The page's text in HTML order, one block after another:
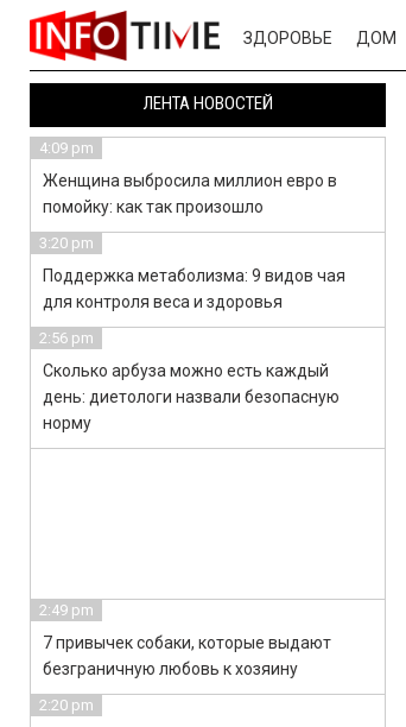
ЗДОРОВЬЕ ДОМ
ЛЕНТА НОВОСТЕЙ
4:09 pm
Женщина выбросила миллион евро в
помойку: как так произошло
3:20 pm
Поддержка метаболизма: 9 видов чая
для контроля веса и здоровья
2:56 pm
Сколько арбуза можно есть каждый
день: диетологи назвали безопасную
норму
2:49 pm
7 привычек собаки, которые выдают
безграничную любовь к хозяину
2:20 pm